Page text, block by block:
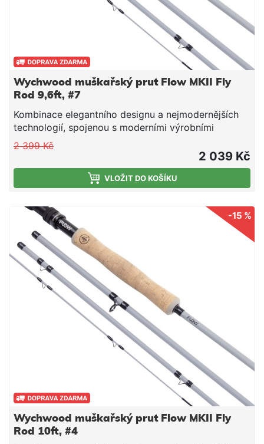
Wychwood muškařský prut Flow MKII Fly
Rod 9,6ft, #7
Kombinace elegantního designu a nejmodernějších
technologií, spojenou s moderními výrobními
postupy, je tato nová řada prutů FLOW navržena tak,
aby splňovala na maximum potřeby moderního
rybáře.
2 399 Kč
2 039 Kč
VLOŽIT DO KOŠÍKU
-15 %
Wychwood muškařský prut Flow MKII Fly
Rod 10ft, #4